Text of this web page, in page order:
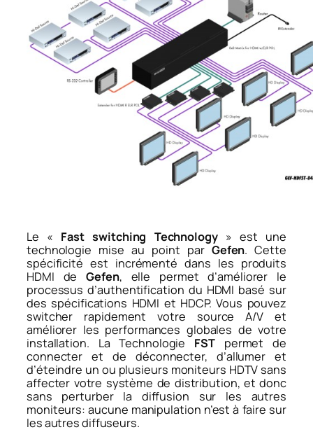
Le « Fast switching Technology» est une
technologie mise au point par Gefen. Cette
spécificité est incrémenté dans les produits
HDMI deGefen, elle permet d’améliorer le
processus d’authentification du HDMI basé sur
des spécifications HDMI et HDCP. Vous pouvez
switcher rapidement votre source A/V et
améliorer les performances globales de votre
installation. La Technologie FST permet de
connecter et de déconnecter, d’allumer et
d’éteindre un ou plusieurs moniteurs HDTV sans
affecter votre système de distribution, et donc
sans perturber la diffusion sur les autres
moniteurs: aucune manipulation n’est à faire sur
les autres diffuseurs.